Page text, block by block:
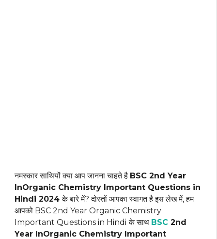
नमस्कार साथियों क्या आप जानना चाहते है BSC 2nd Year
InOrganic Chemistry Important Questions in
Hindi 2024के बारे में? दोस्तों आपका स्वागत है इस लेख में, हम
आपको BSC 2nd Year Organic Chemistry
Important Questions in Hindi के साथ BSC 2nd
Year InOrganic Chemistry Important